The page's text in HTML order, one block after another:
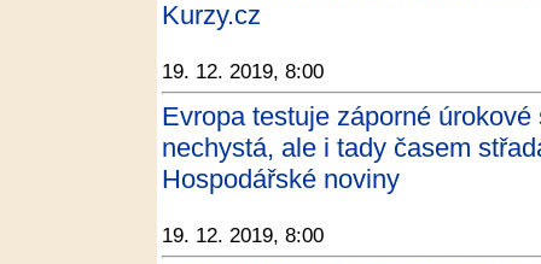
Kurzy.cz
19. 12. 2019, 8:00
Evropa testuje záporné
nechystá, ale i tady časem
Hospodářské noviny
19. 12. 2019, 8:00